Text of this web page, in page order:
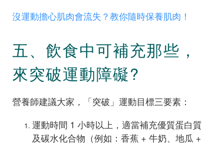
沒運動擔心肌肉會流失？教你隨時保養肌肉！
五、飲食中可補充那些，
來突破運動障礙?
營養師建議大家，「突破」運動目標三要素：
運動時間 1 小時以上，適當補充優質蛋白質
及碳水化合物（例如：香蕉 + 牛奶、地瓜 +